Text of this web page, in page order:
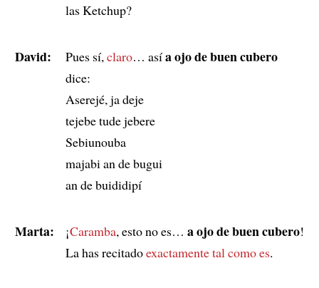
las Ketchup?
David: Pues sí, claro… asía ojo de buen cubero
dice:
Aserejé, ja deje
tejebe tude jebere
Sebiunouba
majabi an de bugui
an de buididipí
Marta: ¡Caramba, esto no es… a ojo de buen cubero!
La has recitadoexactamente tal como es.